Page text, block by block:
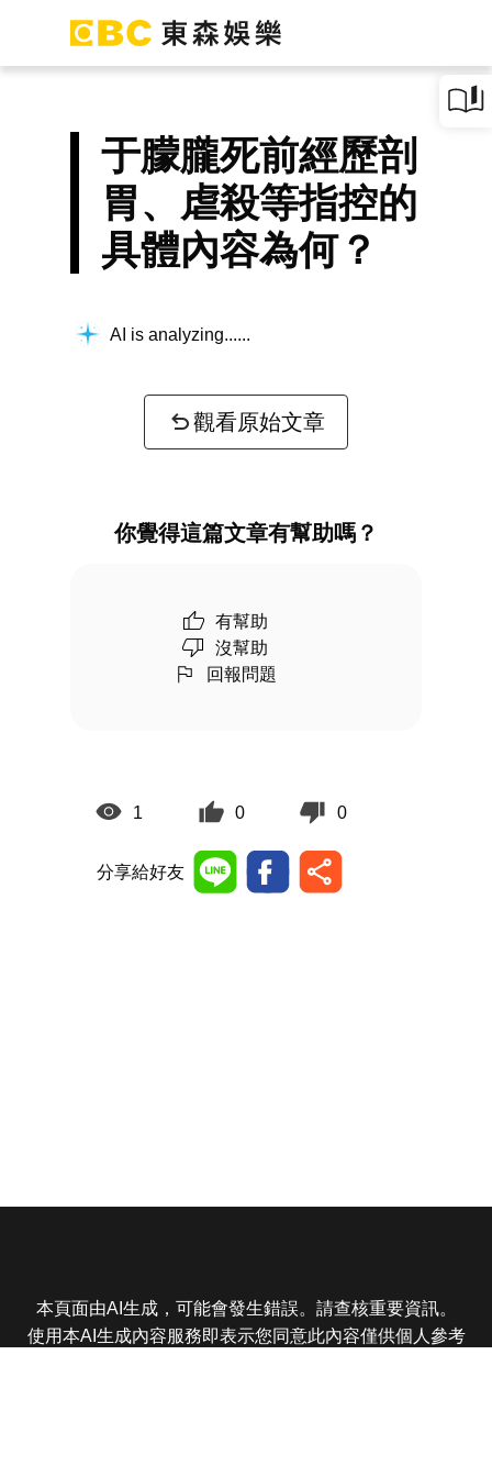
于朦朧死前經歷剖
胃、虐殺等指控的
具體內容為何？
AI is analyzing...
觀看原始文章
你覺得這篇文章有幫助嗎？
有幫助
沒幫助
回報問題
1 0 0
分享給好友
本頁面由AI生成，可能會發生錯誤。請查核重要資訊。
使用本AI生成內容服務即表示您同意此內容僅供個人參考